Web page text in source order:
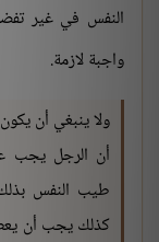
النفس في غير
واجبة لازمة.
ولا ينبغي أن
أن الرجل يجب
طيب النفس
كذلك يجب أن